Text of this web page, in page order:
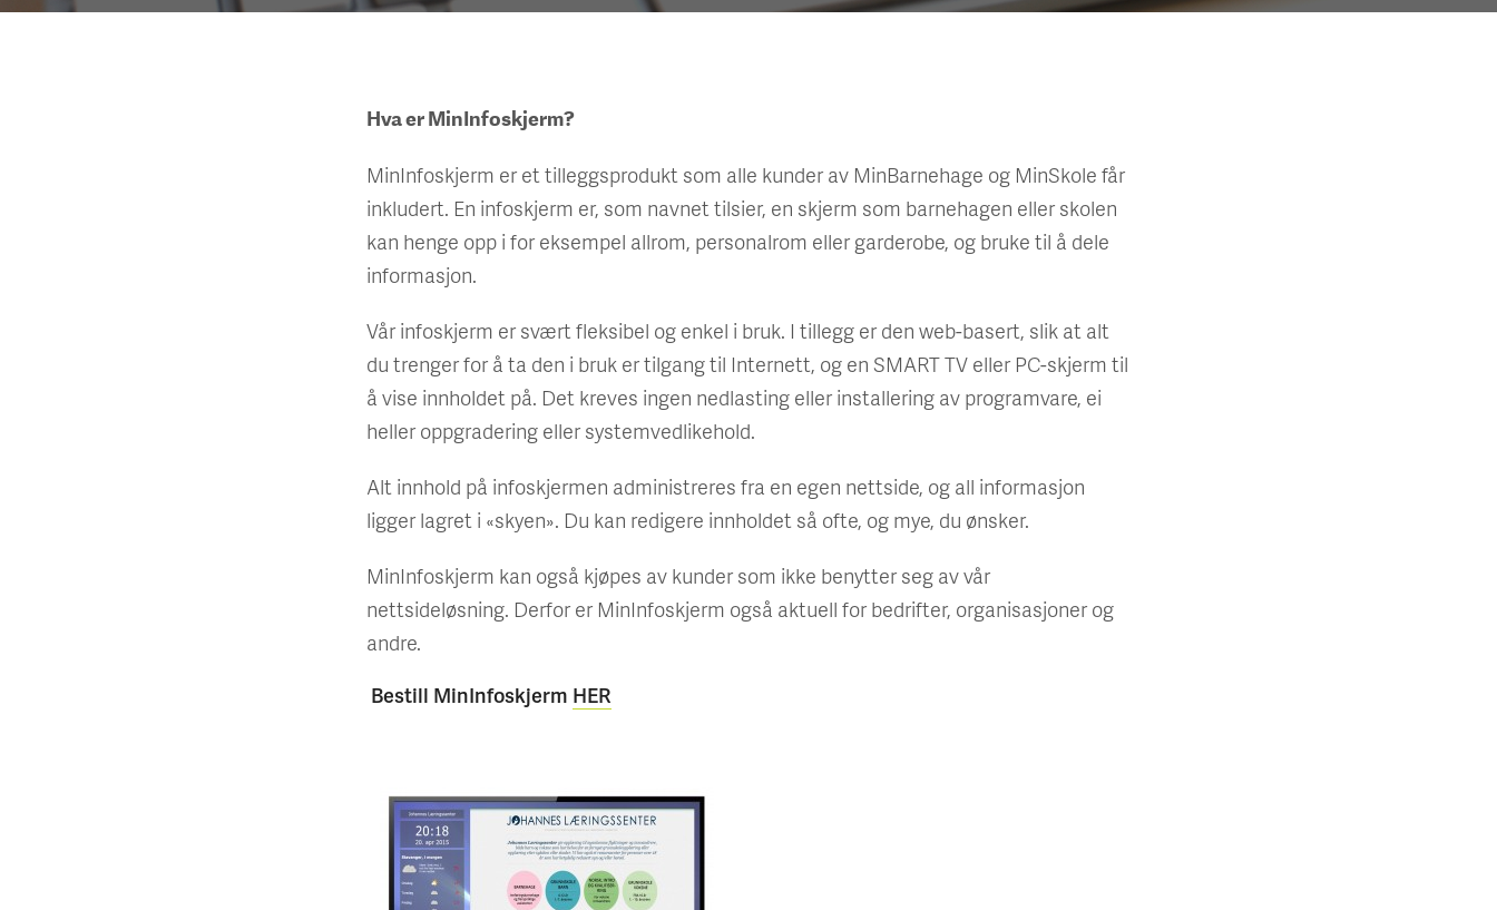
Hva er MinInfoskjerm?
MinInfoskjerm er et tilleggsprodukt som alle kunder av MinBarnehage og MinSkole får
inkludert. En infoskjerm er, som navnet tilsier, en skjerm som barnehagen eller skolen
kan henge opp i for eksempel allrom, personalrom eller garderobe, og bruke til å dele
informasjon.
Vår infoskjerm er svært fleksibel og enkel i bruk. I tillegg er den web-basert, slik at alt
du trenger for å ta den i bruk er tilgang til Internett, og en SMART TV eller PC-skjerm til
å vise innholdet på. Det kreves ingen nedlasting eller installering av programvare, ei
heller oppgradering eller systemvedlikehold.
Alt innhold på infoskjermen administreres fra en egen nettside, og all informasjon
ligger lagret i «skyen». Du kan redigere innholdet så ofte, og mye, du ønsker.
MinInfoskjerm kan også kjøpes av kunder som ikke benytter seg av vår
nettsideløsning. Derfor er MinInfoskjerm også aktuell for bedrifter, organisasjoner og
andre.
Bestill MinInfoskjerm HER